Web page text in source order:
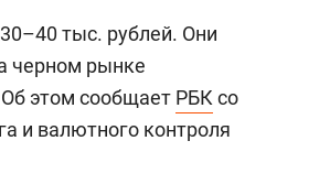
тыс. рублей. Они
черном рынке
этом сообщает РБК со
и валютного контроля
Рекомендуем
Опыт выживания в дикой